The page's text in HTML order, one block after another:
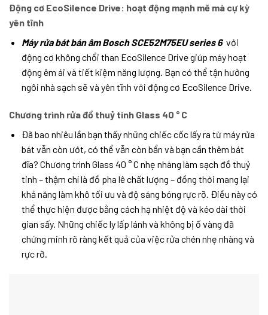
Động cơ EcoSilence Drive: hoạt động mạnh mẽ mà cự kỳ
yên tĩnh
Máy rửa bát bán âm Bosch SCE52M75EU series 6 với
động cơ không chổi than EcoSilence Drive giúp máy hoạt
động êm ái và tiết kiệm năng lượng. Bạn có thể tận hưởng
ngôi nhà sạch sẽ và yên tĩnh với động cơ EcoSilence Drive.
Chương trình rửa đồ thuỷ tinh Glass 40 ° C
Đã bao nhiêu lần bạn thấy những chiếc cốc lấy ra từ máy rửa
bát vẫn còn ướt, có thể vẫn còn bẩn và bạn cần thêm bát
đĩa? Chương trình Glass 40 ° C nhẹ nhàng làm sạch đồ thuỷ
tinh – thậm chí là đồ pha lê chất lượng – đồng thời mang lại
khả năng làm khô tối ưu và độ sáng bóng rực rỡ. Điều này có
thể thực hiện được bằng cách hạ nhiệt độ và kéo dài thời
gian sấy. Những chiếc ly lấp lánh và không bị ố vàng đã
chứng minh rõ ràng kết quả của việc rửa chén nhẹ nhàng và
rực rỡ.